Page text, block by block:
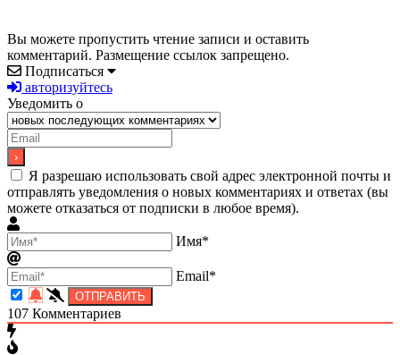
Вы можете пропустить чтение записи и оставить
комментарий. Размещение ссылок запрещено.
Подписаться
авторизуйтесь
Уведомить о
Я разрешаю использовать свой адрес электронной почты и
отправлять уведомления о новых комментариях и ответах (вы
можете отказаться от подписки в любое время).
Имя*
Email*
107 Комментариев